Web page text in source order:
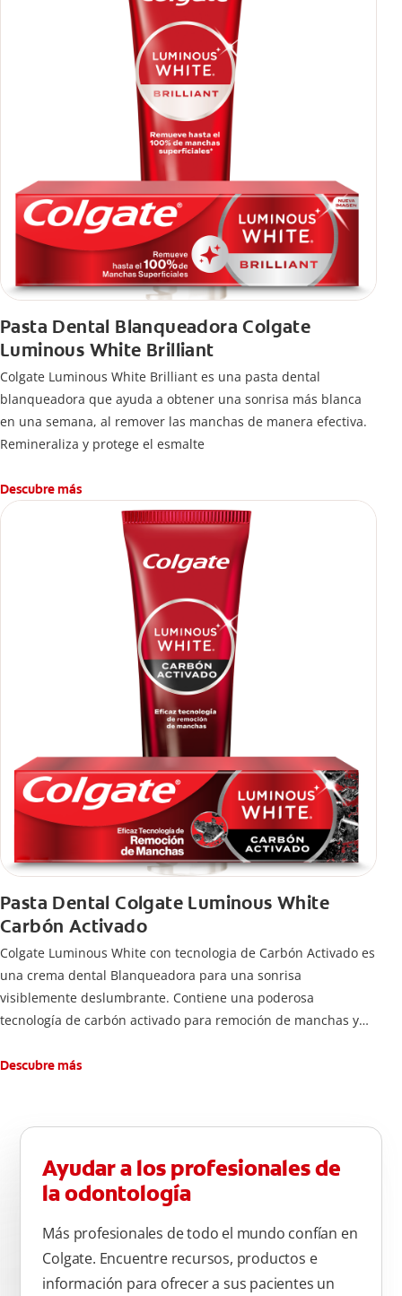
Pasta Dental Blanqueadora Colgate
Luminous White Brilliant
Colgate Luminous White Brilliant es una pasta dental
blanqueadora que ayuda a obtener una sonrisa más blanca
en una semana, al remover las manchas de manera efectiva.
Remineraliza y protege el esmalte
Descubre más
Pasta Dental Colgate Luminous White
Carbón Activado
Colgate Luminous White con tecnologia de Carbón Activado es
una crema dental Blanqueadora para una sonrisa
visiblemente deslumbrante. Contiene una poderosa
tecnología de carbón activado para remoción de manchas y
Descubre más
Ayudar a los profesionales de
la odontología
Más profesionales de todo el mundo confían en
Colgate. Encuentre recursos, productos e
información para ofrecer a sus pacientes un